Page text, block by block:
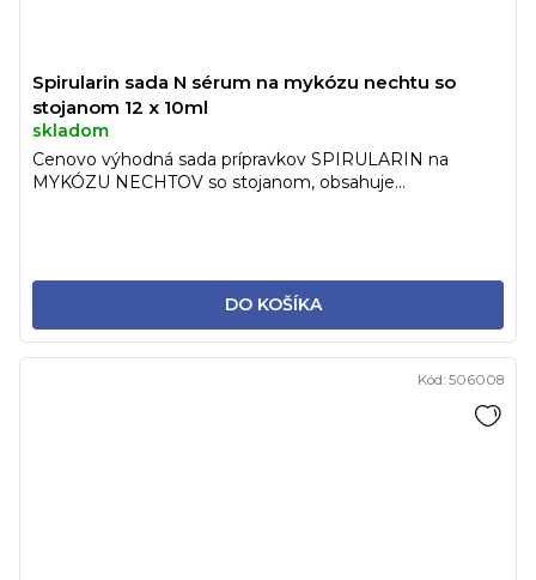
Spirularin sada N sérum na mykózu nechtu so
stojanom 12 x 10ml
skladom
DO KOŠÍKA
Cenovo výhodná sada prípravkov SPIRULARIN na
MYKÓZU NECHTOV so stojanom, obsahuje...
Kód: 506008